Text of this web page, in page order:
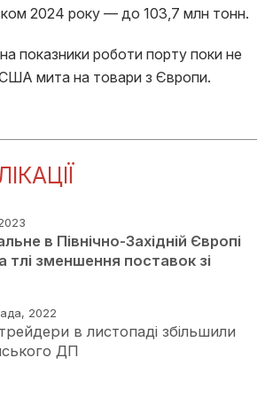
2024 року — до 103,7 млн ​​тонн.
показники роботи порту поки не
США мита на товари з Європи.
в Північно-Західній Європі
тлі зменшення поставок зі
2022
в листопаді збільшили
ДП